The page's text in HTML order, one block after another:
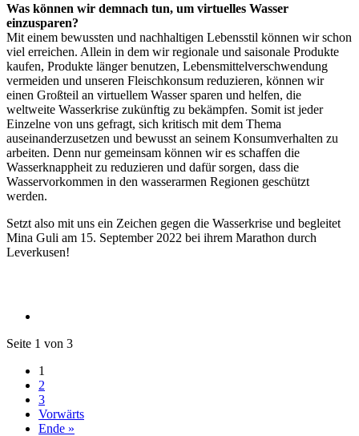
Was können wir demnach tun, um virtuelles Wasser
einzusparen?
Mit einem bewussten und nachhaltigen Lebensstil können wir schon
viel erreichen. Allein in dem wir regionale und saisonale Produkte
kaufen, Produkte länger benutzen, Lebensmittelverschwendung
vermeiden und unseren Fleischkonsum reduzieren, können wir
einen Großteil an virtuellem Wasser sparen und helfen, die
weltweite Wasserkrise zukünftig zu bekämpfen. Somit ist jeder
Einzelne von uns gefragt, sich kritisch mit dem Thema
auseinanderzusetzen und bewusst an seinem Konsumverhalten zu
arbeiten. Denn nur gemeinsam können wir es schaffen die
Wasserknappheit zu reduzieren und dafür sorgen, dass die
Wasservorkommen in den wasserarmen Regionen geschützt
werden.
Setzt also mit uns ein Zeichen gegen die Wasserkrise und begleitet
Mina Guli am 15. September 2022 bei ihrem Marathon durch
Leverkusen!
Seite 1 von 3
1
2
3
Vorwärts
Ende »